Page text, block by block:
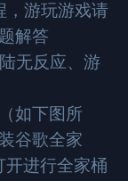
，游玩游戏请
解答
无反应、游
如下图所
谷歌全家
开进行全家桶